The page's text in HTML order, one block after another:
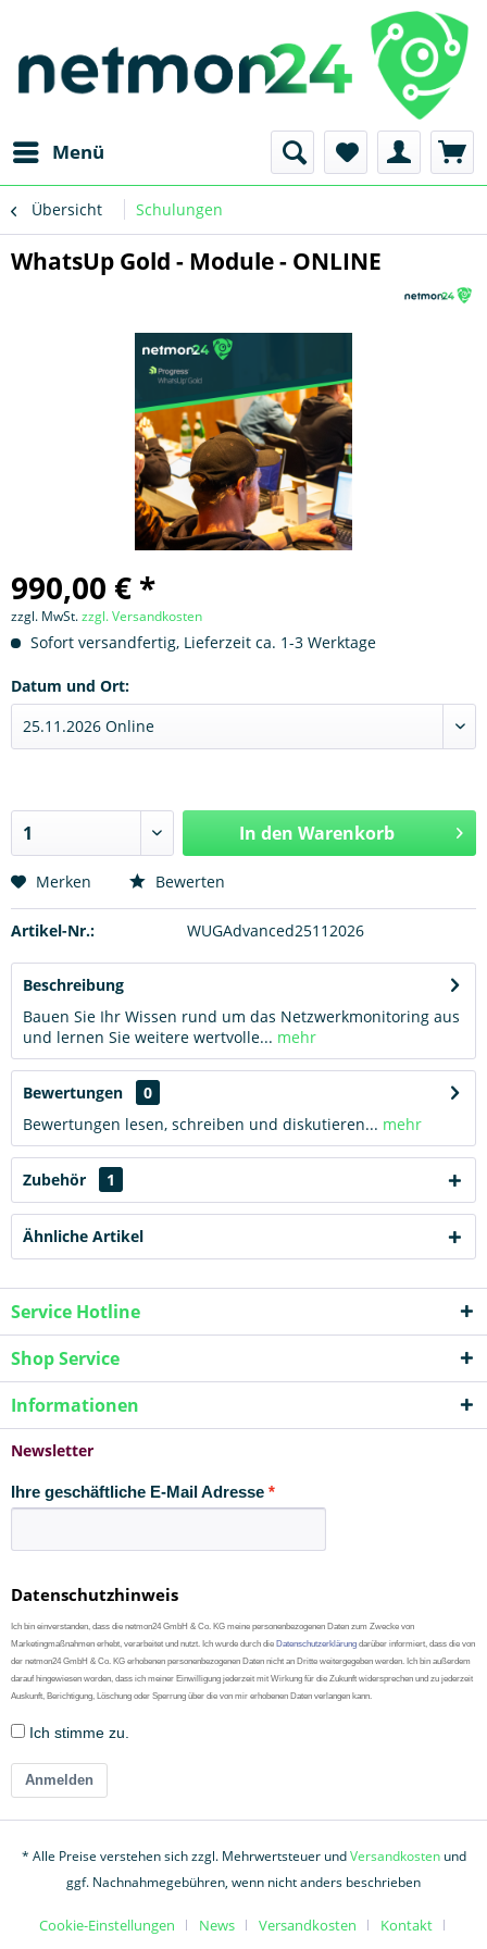
Menü
Übersicht Schulungen
WhatsUp Gold - Module - ONLINE
990,00 € *
zzgl. MwSt.zzgl. Versandkosten
Sofort versandfertig, Lieferzeit ca. 1-3 Werktage
Datum und Ort:
In den Warenkorb
Merken Bewerten
Artikel-Nr.: WUGAdvanced25112026
Beschreibung
Bauen Sie Ihr Wissen rund um das Netzwerkmonitoring aus
und lernen Sie weitere wertvolle... mehr
Bewertungen
0
Bewertungen lesen, schreiben und diskutieren... mehr
Zubehör 1
Ähnliche Artikel
Service Hotline
Shop Service
Informationen
Newsletter
Ihre geschäftliche E-Mail Adresse
Datenschutzhinweis
Ich bin einverstanden, dass die netmon24 GmbH & Co. KG meine personenbezogenen Daten zum Zwecke von
Marketingmaßnahmen erhebt, verarbeitet und nutzt. Ich wurde durch die Datenschutzerklärung darüber informiert, dass die von
der netmon24 GmbH & Co. KG erhobenen personenbezogenen Daten nicht an Dritte weitergegeben werden. Ich bin außerdem
darauf hingewiesen worden, dass ich meiner Einwilligung jederzeit mit Wirkung für die Zukunft widersprechen und zu jederzeit
Auskunft, Berichtigung, Löschung oder Sperrung über die von mir erhobenen Daten verlangen kann.
Ich stimme zu.
Anmelden
* Alle Preise verstehen sich zzgl. Mehrwertsteuer undVersandkostenund
ggf. Nachnahmegebühren, wenn nicht anders beschrieben
Cookie-Einstellungen News Versandkosten Kontakt